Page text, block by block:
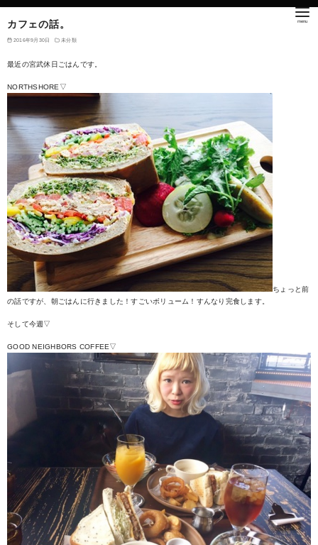
カフェの話。
2016年9月30日 未分類
最近の宮武休日ごはんです。
NORTHSHORE▽
ちょっと前
の話ですが、朝ごはんに行きました！すごいボリューム！すんなり完食します。
そして今週▽
GOOD NEIGHBORS COFFEE▽